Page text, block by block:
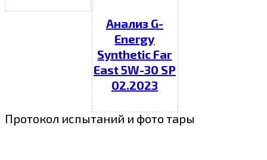
Анализ G-
Energy
Synthetic Far
East 5W-30 SP
02.2023
Протокол испытаний и фото тары